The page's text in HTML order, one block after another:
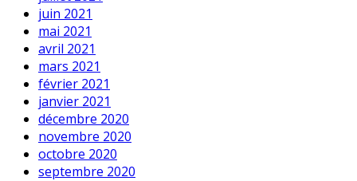
juin 2021
mai 2021
avril 2021
mars 2021
février 2021
janvier 2021
décembre 2020
novembre 2020
octobre 2020
septembre 2020